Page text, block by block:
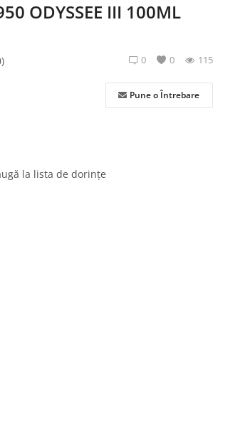
ODYSSEE III 100ML
0 0 115
Pune o Întrebare
la lista de dorințe